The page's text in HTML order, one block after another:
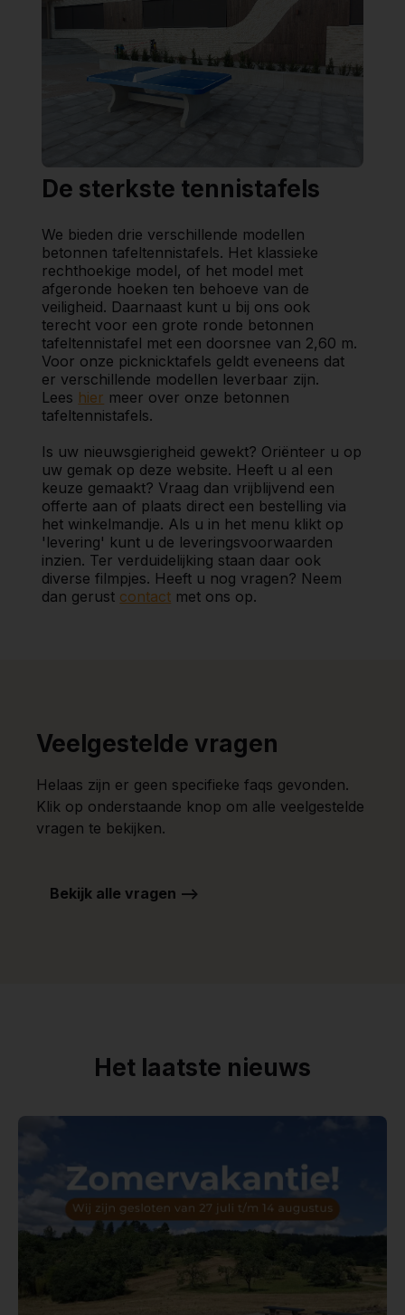
De sterkste tennistafels
We bieden drie verschillende modellen
betonnen tafeltennistafels. Het klassieke
rechthoekige model, of het model met
afgeronde hoeken ten behoeve van de
veiligheid. Daarnaast kunt u bij ons ook
terecht voor een grote ronde betonnen
tafeltennistafel met een doorsnee van 2,60 m.
Voor onze picknicktafels geldt eveneens dat
er verschillende modellen leverbaar zijn.
Lees hier meer over onze betonnen
tafeltennistafels.
Is uw nieuwsgierigheid gewekt? Oriënteer u op
uw gemak op deze website. Heeft u al een
keuze gemaakt? Vraag dan vrijblijvend een
offerte aan of plaats direct een bestelling via
het winkelmandje. Als u in het menu klikt op
'levering' kunt u de leveringsvoorwaarden
inzien. Ter verduidelijking staan daar ook
diverse filmpjes. Heeft u nog vragen? Neem
dan gerust contact met ons op.
Veelgestelde vragen
Helaas zijn er geen specifieke faqs gevonden.
Klik op onderstaande knop om alle veelgestelde
vragen te bekijken.
Bekijk alle vragen -->
Het laatste nieuws